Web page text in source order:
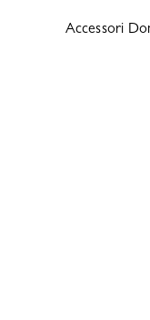
Accessori